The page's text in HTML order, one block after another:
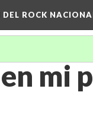
ROCK
mi